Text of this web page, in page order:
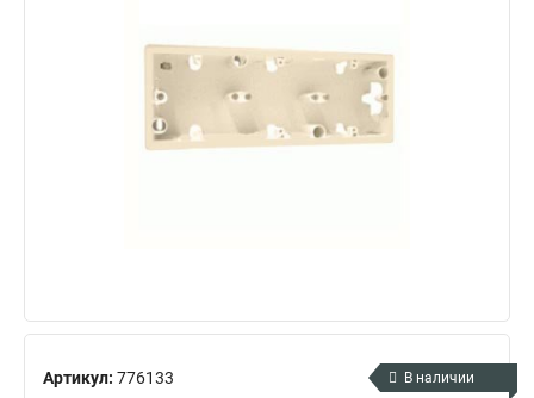
Артикул: 776133 В наличии